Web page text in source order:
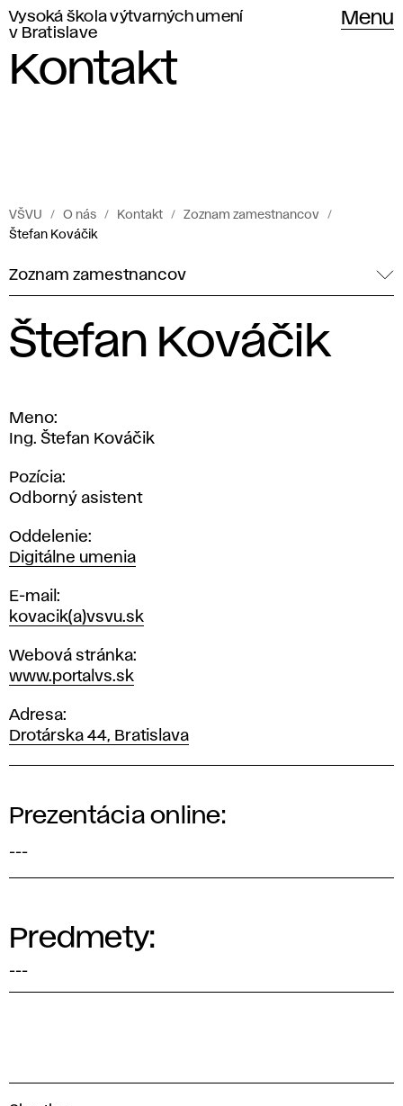
Vysoká škola výtvarných umení
v Bratislave
Menu
Kontakt
VŠVU O nás Kontakt
Zoznam zamestnancov
Štefan Kováčik
Zoznam zamestnancov
Štefan Kováčik
Meno
Ing. Štefan Kováčik
Pozícia
Odborný asistent
Oddelenie
Digitálne umenia
E-mail
kovacik(a)vsvu.sk
Webová stránka
www.portalvs.sk
Adresa
Drotárska 44, Bratislava
Prezentácia online:
---
Predmety:
---
V